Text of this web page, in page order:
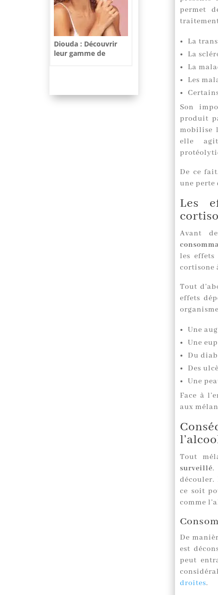
Diouda : Découvrir
leur gamme de
permet
La
La
La
Les
Son
produit
mobilise
elle agit
De ce
une perte
Les
Avant
les effets
cortisone
Tout
effets
Une
Une
Du
Des
Une
Face à
aux
Tout
surveillé.
découler.
ce soit
comme
De
est
peut
droites.